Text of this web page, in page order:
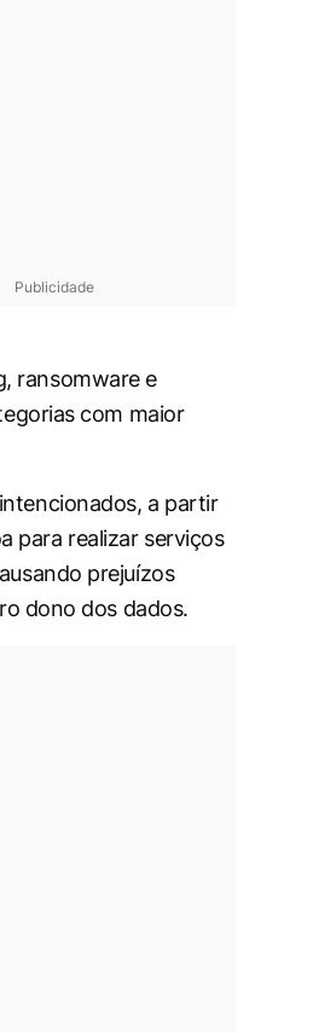
Publicidade
ransomware e
com maior
a partir
para realizar serviços
prejuízos
dono dos dados.